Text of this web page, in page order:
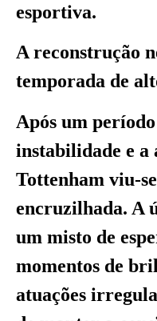
esportiva.
A reconstrução
temporada de
Após um
instabilidade e a
Tottenham viu-
encruzilhada. A
um misto de
momentos de
atuações